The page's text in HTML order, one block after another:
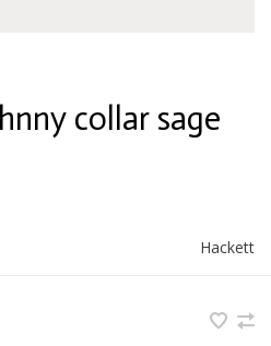
collar sage
Hackett